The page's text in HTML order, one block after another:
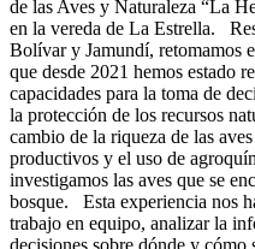
de las Aves y Naturaleza “La
en la vereda de La Estrella.
Bolívar y Jamundí, retomamos
que desde 2021 hemos estado
capacidades para la toma de
la protección de los recursos
cambio de la riqueza de las
productivos y el uso de
investigamos las aves que se
bosque. Esta experiencia nos
trabajo en equipo, analizar la
decisiones sobre dónde y